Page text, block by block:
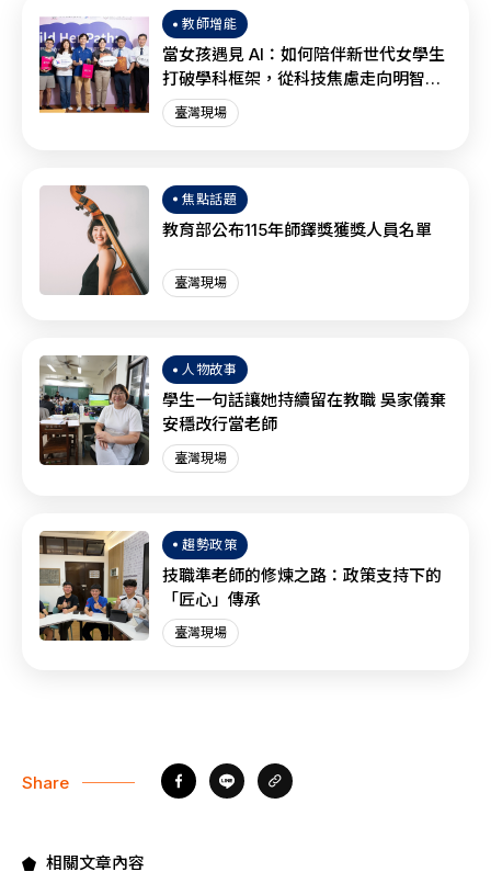
教師增能
當女孩遇見 AI：如何陪伴新世代女學生
打破學科框架，從科技焦慮走向明智協
作？
臺灣現場
焦點話題
教育部公布115年師鐸獎獲獎人員名單
臺灣現場
人物故事
學生一句話讓她持續留在教職 吳家儀棄
安穩改行當老師
臺灣現場
趨勢政策
技職準老師的修煉之路：政策支持下的
「匠心」傳承
臺灣現場
Share
相關文章內容